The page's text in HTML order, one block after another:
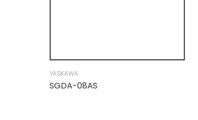
YASKAWA
SGDA-08AS